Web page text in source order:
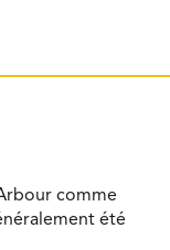
comme
été